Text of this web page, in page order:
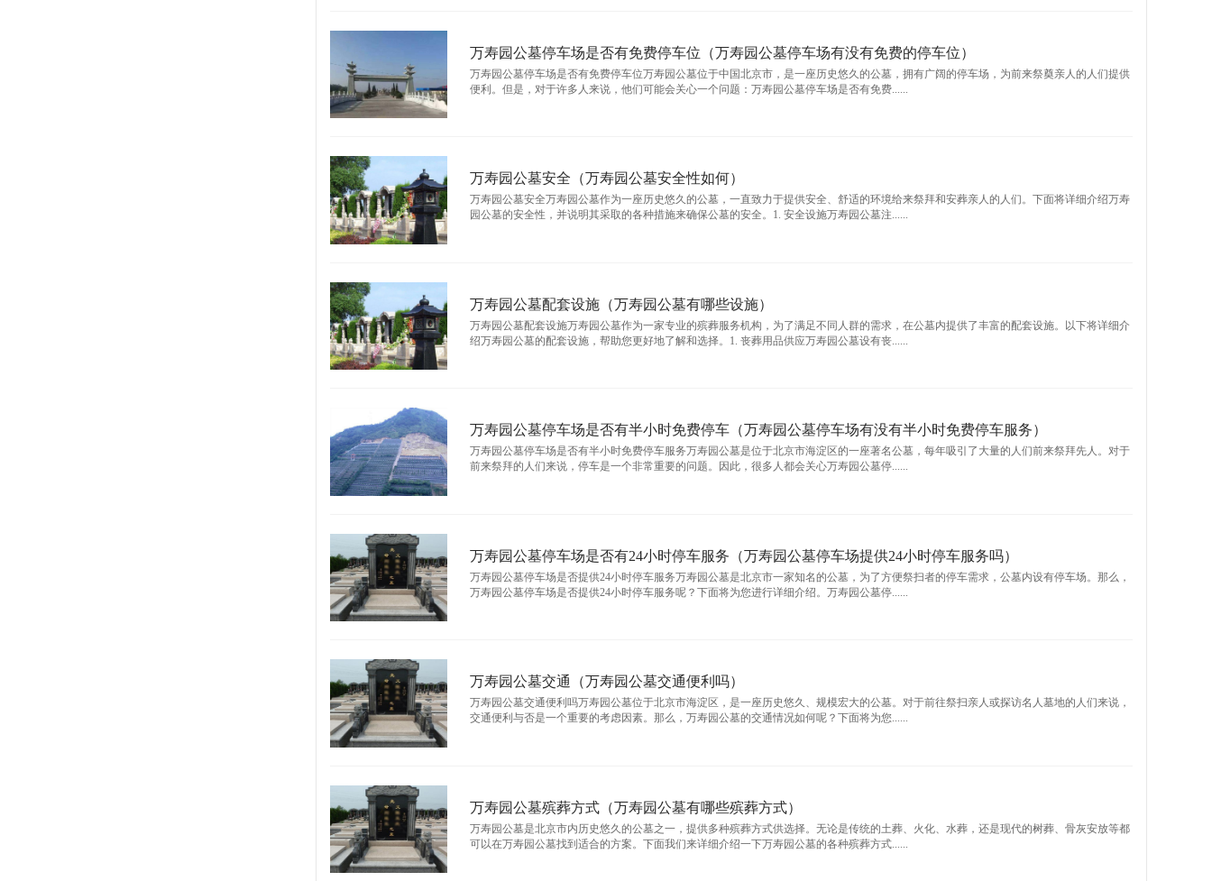
万寿园公墓停车场是否有免费停车位（万寿园公墓停车场有没有免费的停车位）
万寿园公墓停车场是否有免费停车位万寿园公墓位于中国北京市，是一座历史悠久的公墓，拥有广阔的停车场，为前来祭奠亲人的人们提供
便利。但是，对于许多人来说，他们可能会关心一个问题：万寿园公墓停车场是否有免费......
万寿园公墓安全（万寿园公墓安全性如何）
万寿园公墓安全万寿园公墓作为一座历史悠久的公墓，一直致力于提供安全、舒适的环境给来祭拜和安葬亲人的人们。下面将详细介绍万寿
园公墓的安全性，并说明其采取的各种措施来确保公墓的安全。1. 安全设施万寿园公墓注......
万寿园公墓配套设施（万寿园公墓有哪些设施）
万寿园公墓配套设施万寿园公墓作为一家专业的殡葬服务机构，为了满足不同人群的需求，在公墓内提供了丰富的配套设施。以下将详细介
绍万寿园公墓的配套设施，帮助您更好地了解和选择。1. 丧葬用品供应万寿园公墓设有丧......
万寿园公墓停车场是否有半小时免费停车（万寿园公墓停车场有没有半小时免费停车服务）
万寿园公墓停车场是否有半小时免费停车服务万寿园公墓是位于北京市海淀区的一座著名公墓，每年吸引了大量的人们前来祭拜先人。对于
前来祭拜的人们来说，停车是一个非常重要的问题。因此，很多人都会关心万寿园公墓停......
万寿园公墓停车场是否有24小时停车服务（万寿园公墓停车场提供24小时停车服务吗）
万寿园公墓停车场是否提供24小时停车服务万寿园公墓是北京市一家知名的公墓，为了方便祭扫者的停车需求，公墓内设有停车场。那么，
万寿园公墓停车场是否提供24小时停车服务呢？下面将为您进行详细介绍。万寿园公墓停......
万寿园公墓交通（万寿园公墓交通便利吗）
万寿园公墓交通便利吗万寿园公墓位于北京市海淀区，是一座历史悠久、规模宏大的公墓。对于前往祭扫亲人或探访名人墓地的人们来说，
交通便利与否是一个重要的考虑因素。那么，万寿园公墓的交通情况如何呢？下面将为您......
万寿园公墓殡葬方式（万寿园公墓有哪些殡葬方式）
万寿园公墓是北京市内历史悠久的公墓之一，提供多种殡葬方式供选择。无论是传统的土葬、火化、水葬，还是现代的树葬、骨灰安放等都
可以在万寿园公墓找到适合的方案。下面我们来详细介绍一下万寿园公墓的各种殡葬方式......